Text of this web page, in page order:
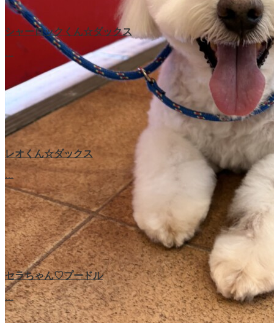
ラブちゃん♡プードル
…
シャーロックくん☆ダックス
レオくん☆ダックス
…
セラちゃん♡プードル
…